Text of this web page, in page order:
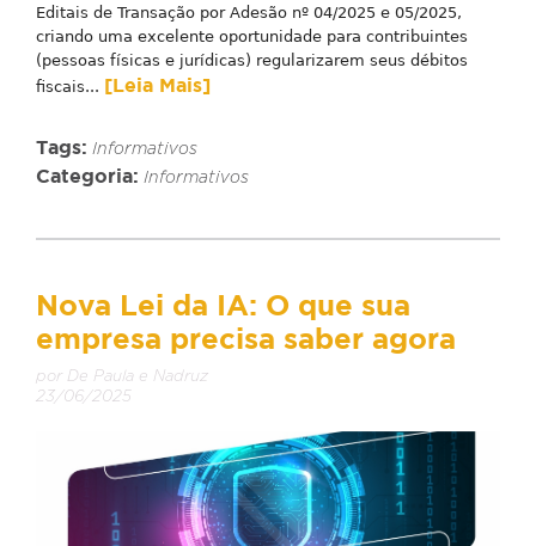
Editais de Transação por Adesão nº 04/2025 e 05/2025,
criando uma excelente oportunidade para contribuintes
(pessoas físicas e jurídicas) regularizarem seus débitos
fiscais... [Leia Mais]
Tags: Informativos
Categoria: Informativos
Nova Lei da IA: O que sua
empresa precisa saber agora
por De Paula e Nadruz
23/06/2025